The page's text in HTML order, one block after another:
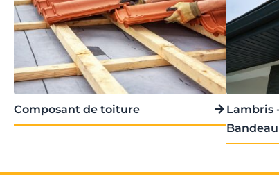
Composant de toiture
Lambris